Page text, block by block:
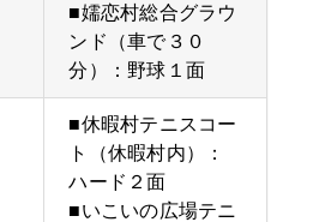
■嬬恋村総合グラウ
ンド（車で３０
分）：野球１面
■休暇村テニスコー
ト（休暇村内）：
ハード２面
■いこいの広場テニ